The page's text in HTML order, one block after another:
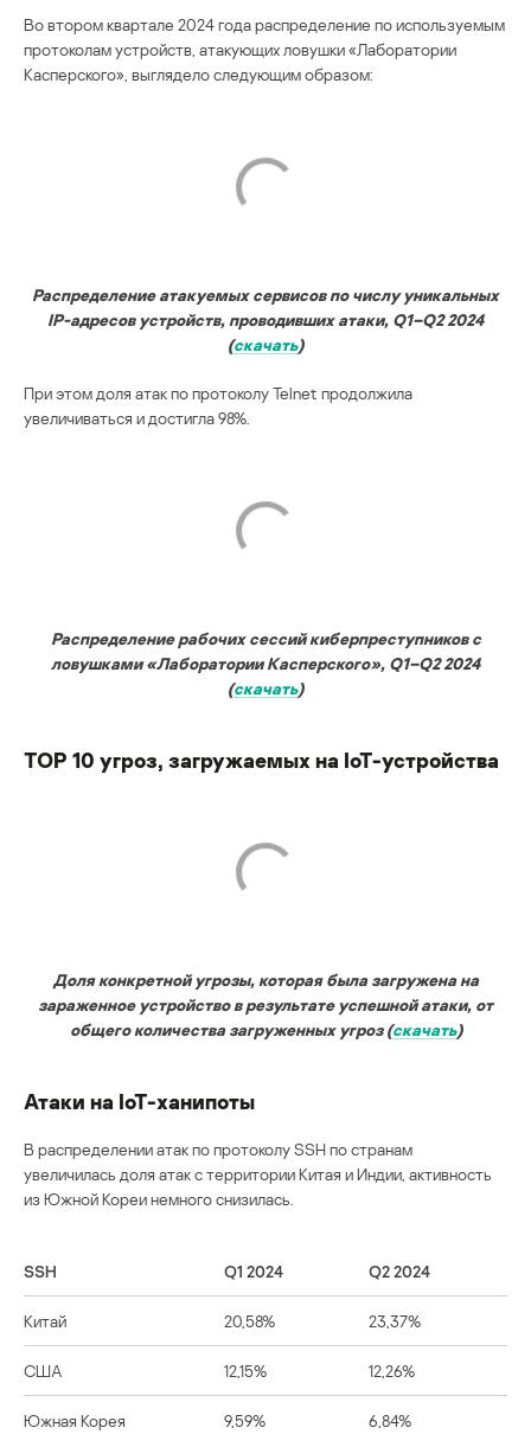
Во втором квартале 2024 года распределение по используемым
протоколам устройств, атакующих ловушки «Лаборатории
Касперского», выглядело следующим образом:
Распределение атакуемых сервисов по числу уникальных
IP-адресов устройств, проводивших атаки, Q1–Q2 2024
(скачать)
При этом доля атак по протоколу Telnet продолжила
увеличиваться и достигла 98%.
Распределение рабочих сессий киберпреступников с
ловушками «Лаборатории Касперского», Q1–Q2 2024
(скачать)
TOP 10 угроз, загружаемых на IoT-устройства
Доля конкретной угрозы, которая была загружена на
зараженное устройство в результате успешной атаки, от
общего количества загруженных угроз (скачать)
Атаки на IoT-ханипоты
В распределении атак по протоколу SSH по странам
увеличилась доля атак с территории Китая и Индии, активность
из Южной Кореи немного снизилась.
SSH Q1 2024 Q2 2024
Китай 20,58% 23,37%
США 12,15% 12,26%
Южная Корея 9,59% 6,84%